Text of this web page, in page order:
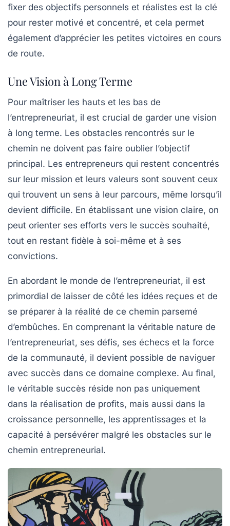
fixer des objectifs personnels et réalistes est la clé
pour rester motivé et concentré, et cela permet
également d’apprécier les petites victoires en cours
de route.
Une Vision à Long Terme
Pour maîtriser les hauts et les bas de
l’entrepreneuriat, il est crucial de garder une vision
à long terme. Les obstacles rencontrés sur le
chemin ne doivent pas faire oublier l’objectif
principal. Les entrepreneurs qui restent concentrés
sur leur mission et leurs valeurs sont souvent ceux
qui trouvent un sens à leur parcours, même lorsqu’il
devient difficile. En établissant une vision claire, on
peut orienter ses efforts vers le succès souhaité,
tout en restant fidèle à soi-même et à ses
convictions.
En abordant le monde de l’entrepreneuriat, il est
primordial de laisser de côté les idées reçues et de
se préparer à la réalité de ce chemin parsemé
d’embûches. En comprenant la véritable nature de
l’entrepreneuriat, ses défis, ses échecs et la force
de la communauté, il devient possible de naviguer
avec succès dans ce domaine complexe. Au final,
le véritable succès réside non pas uniquement
dans la réalisation de profits, mais aussi dans la
croissance personnelle, les apprentissages et la
capacité à persévérer malgré les obstacles sur le
chemin entrepreneurial.